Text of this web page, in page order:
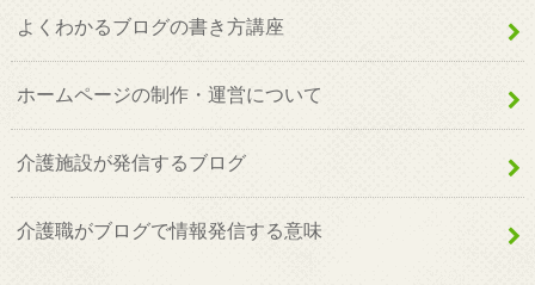
よくわかるブログの書き方講座
ホームページの制作・運営について
介護施設が発信するブログ
介護職がブログで情報発信する意味